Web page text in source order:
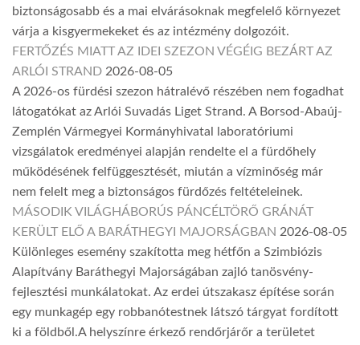
biztonságosabb és a mai elvárásoknak megfelelő környezet
várja a kisgyermekeket és az intézmény dolgozóit.
FERTŐZÉS MIATT AZ IDEI SZEZON VÉGÉIG BEZÁRT AZ
ARLÓI STRAND 2026-08-05
A 2026-os fürdési szezon hátralévő részében nem fogadhat
látogatókat az Arlói Suvadás Liget Strand. A Borsod-Abaúj-
Zemplén Vármegyei Kormányhivatal laboratóriumi
vizsgálatok eredményei alapján rendelte el a fürdőhely
működésének felfüggesztését, miután a vízminőség már
nem felelt meg a biztonságos fürdőzés feltételeinek.
MÁSODIK VILÁGHÁBORÚS PÁNCÉLTÖRŐ GRÁNÁT
KERÜLT ELŐ A BARÁTHEGYI MAJORSÁGBAN 2026-08-05
Különleges esemény szakította meg hétfőn a Szimbiózis
Alapítvány Baráthegyi Majorságában zajló tanösvény-
fejlesztési munkálatokat. Az erdei útszakasz építése során
egy munkagép egy robbanótestnek látszó tárgyat fordított
ki a földből.A helyszínre érkező rendőrjárőr a területet